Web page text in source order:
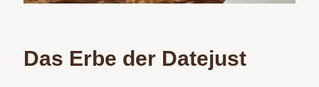
Das Erbe der Datejust